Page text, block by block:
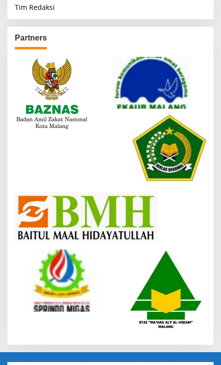
Tim Redaksi
Partners